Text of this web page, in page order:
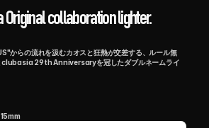
Original collaboration lighter.
からの流れを汲むカオスと狂熱が交差する、ルール無
clubasia 29th Anniversaryを冠したダブルネームライ